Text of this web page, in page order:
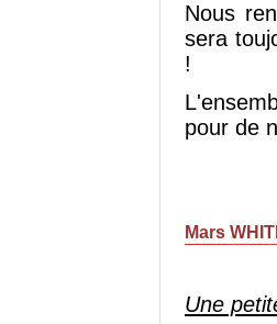
Nous
sera
!
pour de
Mars
Une